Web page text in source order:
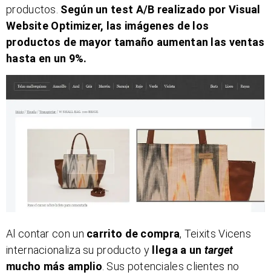
productos. Según un test A/B realizado por Visual
Website Optimizer, las imágenes de los
productos de mayor tamaño aumentan las ventas
hasta en un 9%.
Al contar con un carrito de compra, Teixits Vicens
internacionaliza su producto y llega a un target
mucho más amplio . Sus potenciales clientes no